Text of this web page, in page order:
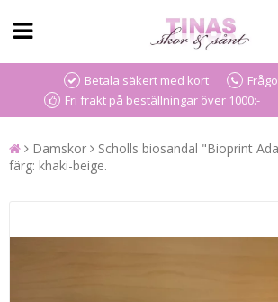
Betala säkert med kort
Fri frakt på beställningar över 1000:-
Damskor
Scholls biosandal "Bioprint
färg: khaki-beige.